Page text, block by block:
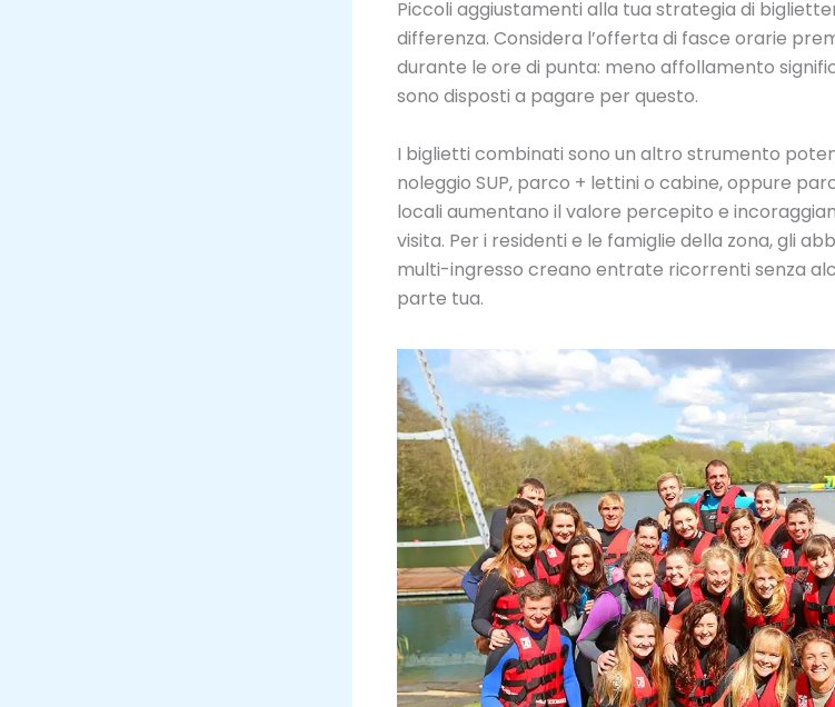
Piccoli aggiustamenti alla tua strategia di
differenza. Considera l’offerta di fasce orarie
durante le ore di punta: meno affollamento
sono disposti a pagare per questo.
I biglietti combinati sono un altro strumento
noleggio SUP, parco + lettini o cabine, oppure
locali aumentano il valore percepito e
visita. Per i residenti e le famiglie della zona, gli
multi-ingresso creano entrate ricorrenti senza
parte tua.